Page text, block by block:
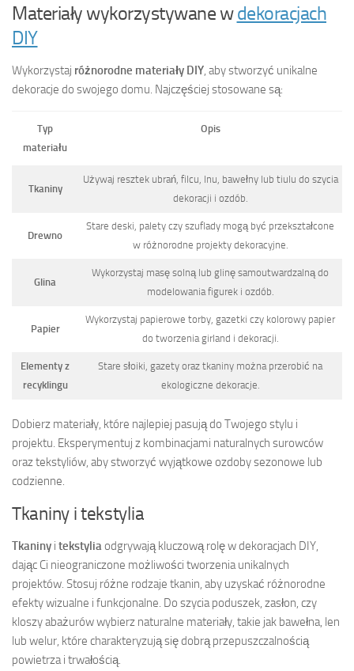
Materiały wykorzystywane wdekoracjach
DIY
Wykorzystaj różnorodne materiały DIY , aby stworzyć unikalne
dekoracje do swojego domu. Najczęściej stosowane są:
Typ
materiału
Opis
Tkaniny
Używaj resztek ubrań, filcu, lnu, bawełny lub tiulu do szycia
dekoracji i ozdób.
Drewno
Stare deski, palety czy szuflady mogą być przekształcone
w różnorodne projekty dekoracyjne.
Glina
Wykorzystaj masę solną lub glinę samoutwardzalną do
modelowania figurek i ozdób.
Papier
Wykorzystaj papierowe torby, gazetki czy kolorowy papier
do tworzenia girland i dekoracji.
Elementy z
recyklingu
Stare słoiki, gazety oraz tkaniny można przerobić na
ekologiczne dekoracje.
Dobierz materiały, które najlepiej pasują do Twojego stylu i
projektu. Eksperymentuj z kombinacjami naturalnych surowców
oraz tekstyliów, aby stworzyć wyjątkowe ozdoby sezonowe lub
codzienne.
Tkaniny i tekstylia
Tkaniny i tekstyliaodgrywają kluczową rolę w dekoracjach DIY,
dając Ci nieograniczone możliwości tworzenia unikalnych
projektów. Stosuj różne rodzaje tkanin, aby uzyskać różnorodne
efekty wizualne i funkcjonalne. Do szycia poduszek, zasłon, czy
kloszy abażurów wybierz naturalne materiały, takie jak bawełna, len
lub welur, które charakteryzują się dobrą przepuszczalnością
powietrza i trwałością.